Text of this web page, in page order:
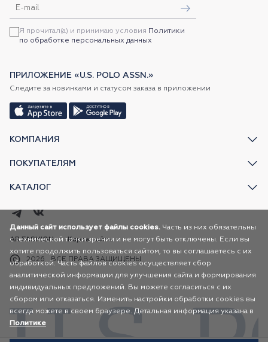
КОМПАНИЯ
ПОКУПАТЕЛЯМ
КАТАЛОГ
Я прочитал(а) и принимаю условия Политики
по обработке персональных данных
ПРИЛОЖЕНИЕ «U.S. POLO ASSN.»
Следите за новинками и статусом заказа в приложении
2026 ВСЕ ПРАВА ЗАЩИЩЕНЫ
AR FASHION Карта сайта
Данный сайт использует файлы cookies. Часть из них обязательны
с технической точки зрения и не могут быть отключены. Если вы
хотите продолжить пользоваться сайтом, то вы соглашаетесь с их
обработкой. Часть файлов cookies осуществляет сбор
аналитической информации для улучшения сайта и формирования
индивидуальных предложений. Вы можете согласиться с их
сбором или отказаться. Изменить настройки обработки cookies вы
всегда можете в своем браузере. Детальная информация указана в
Политике